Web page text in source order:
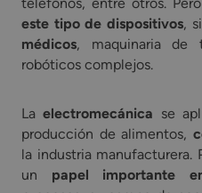
este tipo de dispositivos,
médicos, maquinaria de
robóticos complejos.
Laelectromecánica se
producción de alimentos,
la industria manufacturera.
un papel importante